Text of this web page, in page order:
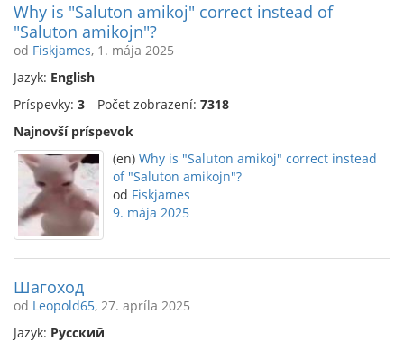
Why is "Saluton amikoj" correct instead of
"Saluton amikojn"?
od Fiskjames, 1. mája 2025
Jazyk: English
Príspevky: 3 Počet zobrazení: 7318
Najnovší príspevok
(en) Why is "Saluton amikoj" correct instead
of "Saluton amikojn"?
od Fiskjames
9. mája 2025
Шагоход
od Leopold65, 27. apríla 2025
Jazyk: Русский